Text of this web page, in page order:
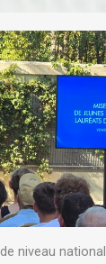
niveau